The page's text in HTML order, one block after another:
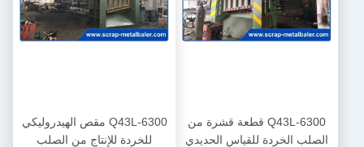
Q43L-6300 قطعة قشرة من
الصلب الخردة للقياس الحديدي
Q43L-6300 مقص الهيدروليكي
للخردة للإنتاج من الصلب